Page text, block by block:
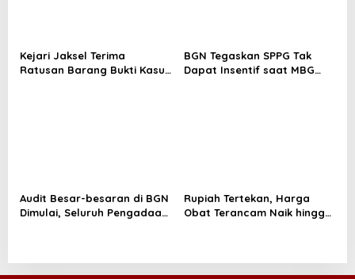
Kejari Jaksel Terima
Ratusan Barang Bukti Kasus
BGN Tegaskan SPPG Tak
Dapat Insentif saat MBG
Audit Besar-besaran di BGN
Dimulai, Seluruh Pengadaan
Rupiah Tertekan, Harga
Obat Terancam Naik hingga